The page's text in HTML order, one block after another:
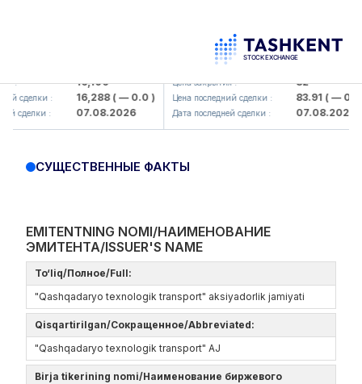
: 16,100
сделки : 16,288( — 0.0 )
сделки : 07.08.2026
KFSK (<Kafolat sug'urta
Цена закрытия : 82
Цена последний сделки : 83.91( — 0.0 )
Дата последней сделки : 07.08.2026
СУЩЕСТВЕННЫЕ ФАКТЫ
EMITENTNING NOMI/НАИМЕНОВАНИЕ
ЭМИТЕНТА/ISSUER'S NAME
To‘liq/Полное/Full:
"Qashqadaryo texnologik transport" aksiyadorlik jamiyati
Qisqartirilgan/Сокращенное/Abbreviated:
"Qashqadaryo texnologik transport" AJ
Birja tikerining nomi/Наименование биржевого